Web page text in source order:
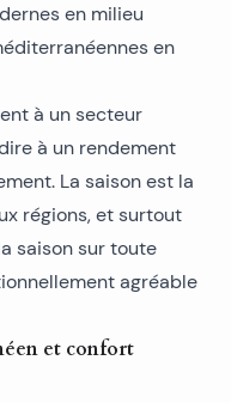
en milieu
en
à un secteur
à un rendement
La saison est la
régions, et surtout
saison sur toute
agréable
et confort